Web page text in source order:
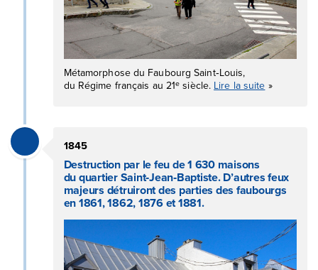
Métamorphose du Faubourg Saint‑Louis,
du Régime français au 21e siècle. Lire la suite »
Destruction par le feu de 1 630 maisons
du quartier Saint‑Jean‑Baptiste. D’autres feux
majeurs détruiront des parties des faubourgs
en 1861, 1862, 1876 et 1881.
1845